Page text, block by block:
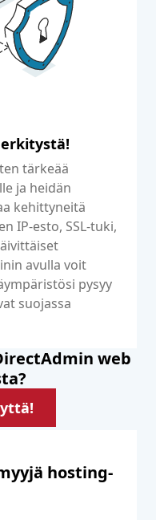
tärkeää
ja heidän
kehittyneitä
IP-esto, SSL-tuki,
avulla voit
pysyy
suojassa
web
hosting-